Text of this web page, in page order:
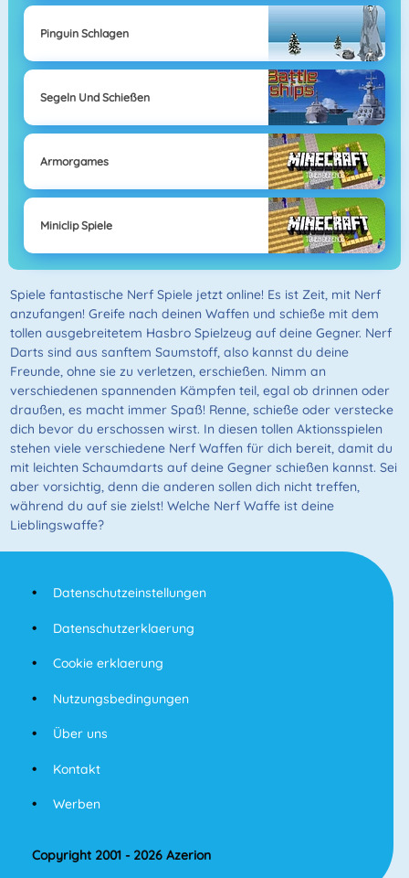
Pinguin Schlagen
Segeln Und Schießen
Armorgames
Miniclip Spiele
Spiele fantastische Nerf Spiele jetzt online! Es ist Zeit, mit Nerf
anzufangen! Greife nach deinen Waffen und schieße mit dem
tollen ausgebreitetem Hasbro Spielzeug auf deine Gegner. Nerf
Darts sind aus sanftem Saumstoff, also kannst du deine
Freunde, ohne sie zu verletzen, erschießen. Nimm an
verschiedenen spannenden Kämpfen teil, egal ob drinnen oder
draußen, es macht immer Spaß! Renne, schieße oder verstecke
dich bevor du erschossen wirst. In diesen tollen Aktionsspielen
stehen viele verschiedene Nerf Waffen für dich bereit, damit du
mit leichten Schaumdarts auf deine Gegner schießen kannst. Sei
aber vorsichtig, denn die anderen sollen dich nicht treffen,
während du auf sie zielst! Welche Nerf Waffe ist deine
Lieblingswaffe?
Datenschutzeinstellungen
Datenschutzerklaerung
Cookie erklaerung
Nutzungsbedingungen
Über uns
Kontakt
Werben
Copyright 2001 - 2026 Azerion